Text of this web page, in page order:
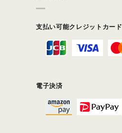
支払い可能クレジットカード
電子決済